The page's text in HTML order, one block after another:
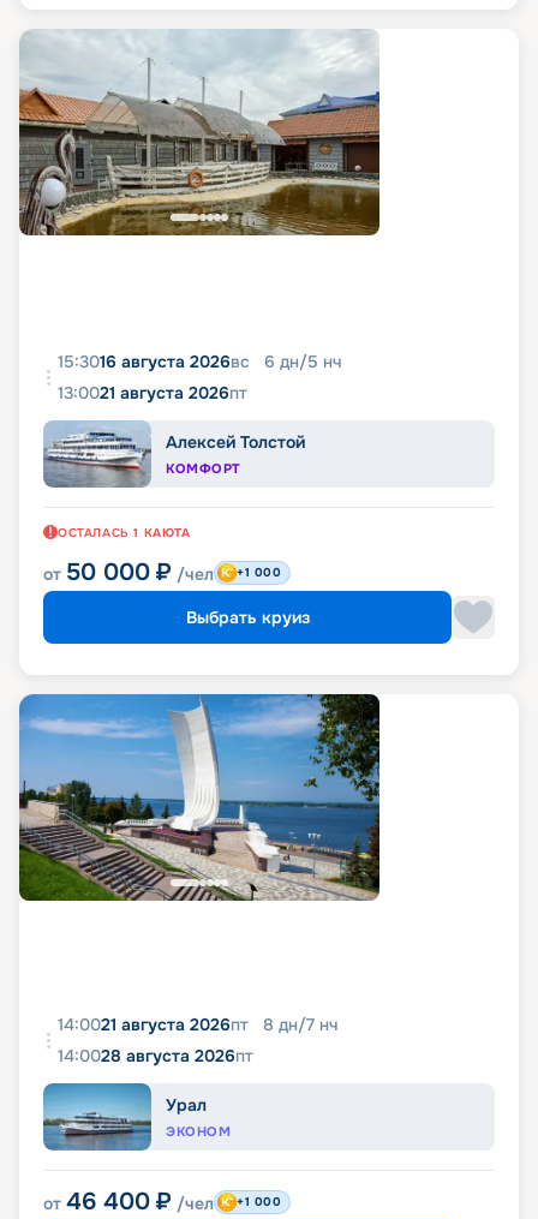
15:3016 августа 2026вс 6 дн/5 нч
13:0021 августа 2026пт
Алексей Толстой
КОМФОРТ
ОСТАЛАСЬ 1 КАЮТА
от 50 000 ₽ /чел +1 000
Выбрать круиз
14:0021 августа 2026пт 8 дн/7 нч
14:0028 августа 2026пт
Урал
ЭКОНОМ
от 46 400 ₽ /чел +1 000